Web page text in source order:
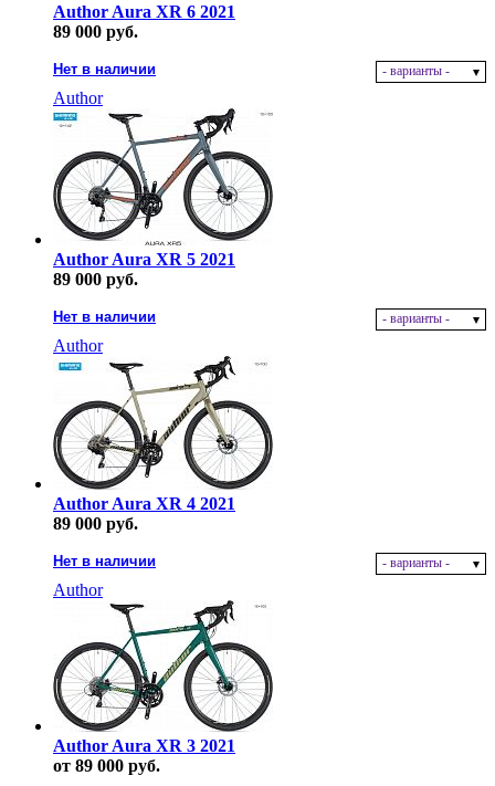
Author Aura XR 6 2021
89 000 руб.
Нет в наличии - варианты -
Author
Author Aura XR 5 2021
89 000 руб.
Нет в наличии - варианты -
Author
Author Aura XR 4 2021
89 000 руб.
Нет в наличии - варианты -
Author
Author Aura XR 3 2021
от 89 000 руб.